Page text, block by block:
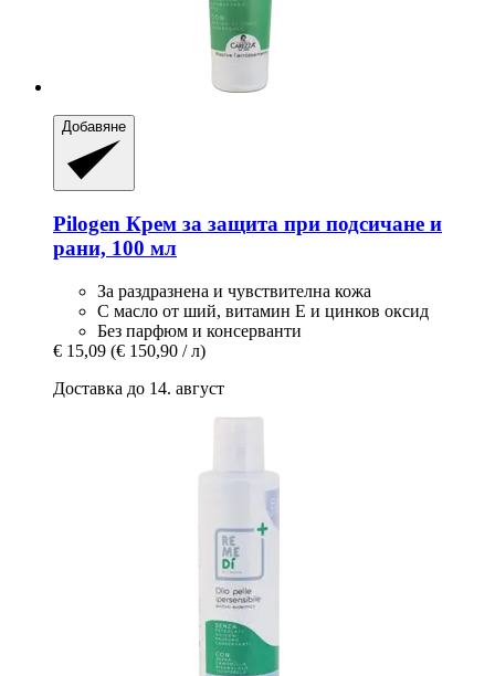
Добавяне
Pilogen Крем за защита при подсичане и
рани, 100 мл
За раздразнена и чувствителна кожа
С масло от ший, витамин Е и цинков оксид
Без парфюм и консерванти
€ 15,09 (€ 150,90 / л)
Доставка до 14. август